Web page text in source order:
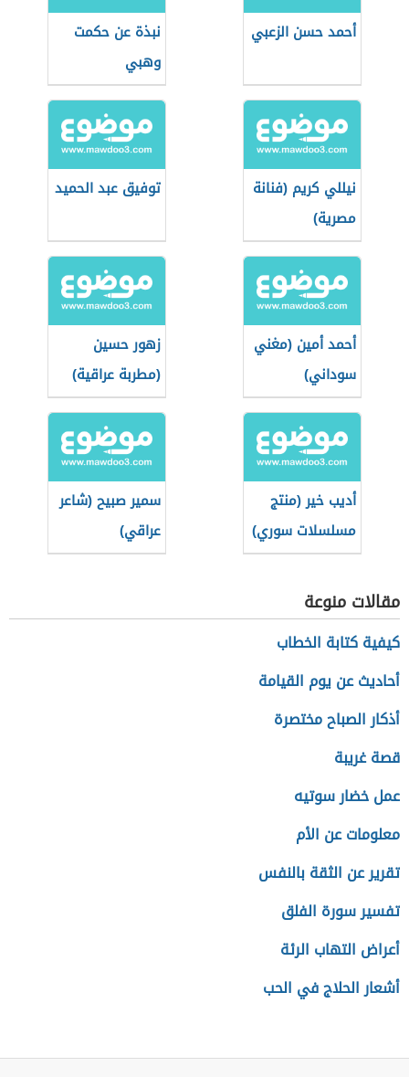
أحمد حسن الزعبي
نبذة عن حكمت
وهبي
نيللي كريم (فنانة
مصرية)
توفيق عبد الحميد
أحمد أمين (مغني
سوداني)
زهور حسين
(مطربة عراقية)
أديب خير (منتج
مسلسلات سوري)
سمير صبيح (شاعر
عراقي)
مقالات منوعة
كيفية كتابة الخطاب
أحاديث عن يوم القيامة
أذكار الصباح مختصرة
قصة غريبة
عمل خضار سوتيه
معلومات عن الأم
تقرير عن الثقة بالنفس
تفسير سورة الفلق
أعراض التهاب الرئة
أشعار الحلاج في الحب